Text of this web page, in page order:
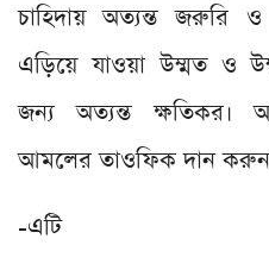
চাহিদায় অত্যন্ত
এড়িয়ে যাওয়া উম্মত ও
জন্য অত্যন্ত ক্ষতিকর।
আমলের তাওফিক দান
-এটি